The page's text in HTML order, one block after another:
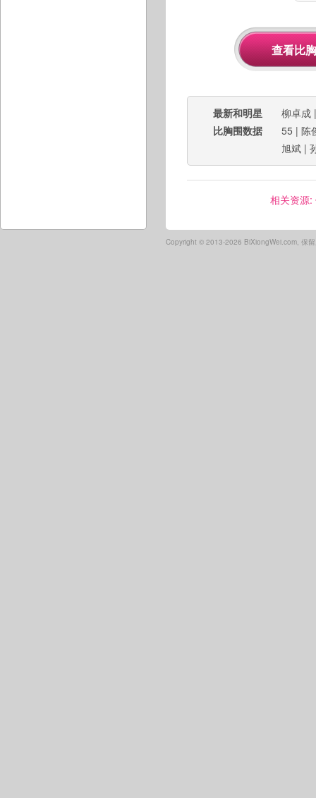
最新和明星
比胸围数据
柳卓成
55 | 陈
旭斌 |
相关资源:
Copyright © 2013-2026 BiXiongWei.com, 保